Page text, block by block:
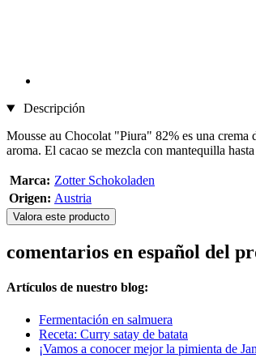
Descripción
Mousse au Chocolat "Piura" 82% es una crema
aroma. El cacao se mezcla con mantequilla
Marca: Zotter Schokoladen
Origen: Austria
Valora este producto
comentarios en español del
Artículos de nuestro blog:
Fermentación en salmuera
Receta: Curry satay de batata
¡Vamos a conocer mejor la pimienta de